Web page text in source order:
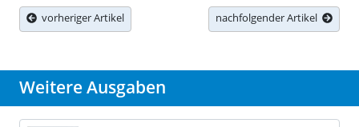
vorheriger Artikel nachfolgender Artikel
Weitere Ausgaben